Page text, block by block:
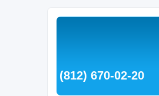
(812) 670-02-20